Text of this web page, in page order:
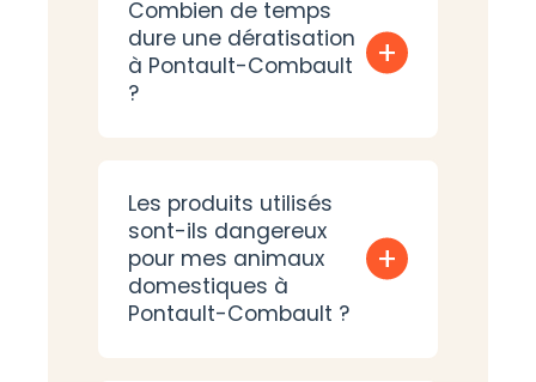
Combien de temps
dure une dératisation
à Pontault-Combault
?
+
Les produits utilisés
sont-ils dangereux
pour mes animaux
domestiques à
Pontault-Combault ?
+